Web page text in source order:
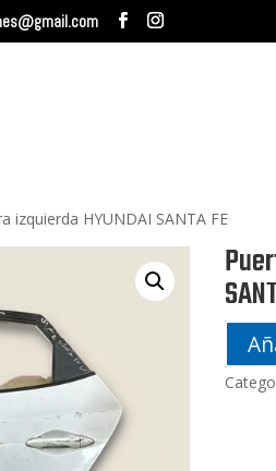
izquierda HYUNDAI SANTA FE